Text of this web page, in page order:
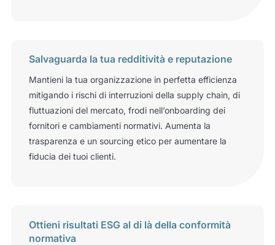
Salvaguarda la tua redditività e reputazione
Mantieni la tua organizzazione in perfetta efficienza
mitigando i rischi di interruzioni della supply chain, di
fluttuazioni del mercato, frodi nell’onboarding dei
fornitori e cambiamenti normativi. Aumenta la
trasparenza e un sourcing etico per aumentare la
fiducia dei tuoi clienti.
Ottieni risultati ESG al di là della conformità
normativa